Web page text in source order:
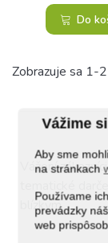
Vážime
Aby sme
na stránkach
Používame
prevádzky
web
Vážení
blízkym
Do
Zobrazuje sa 1-